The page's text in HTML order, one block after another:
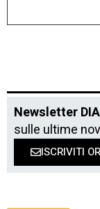
Newsletter
sulle ultime
ISCRIVITI